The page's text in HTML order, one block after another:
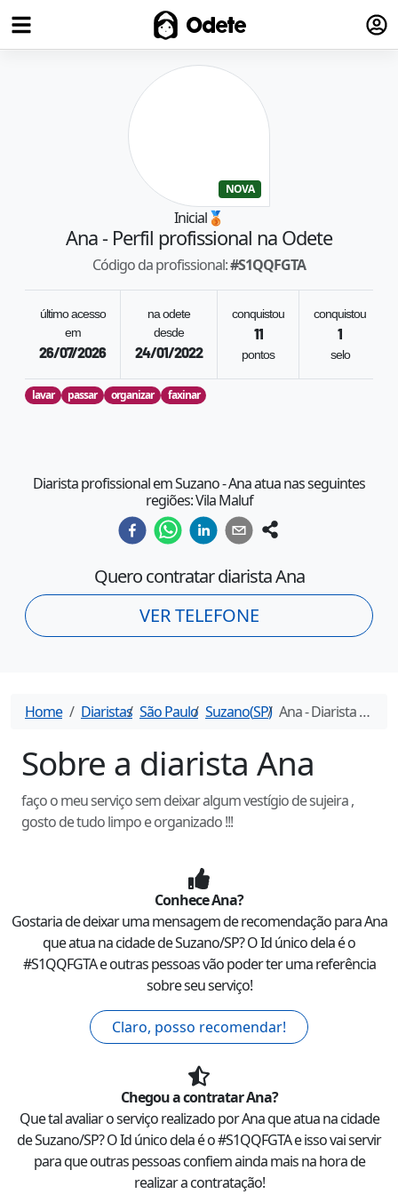
Odete
NOVA
Inicial🥉
Ana- Perfil profissional na Odete
Código da profissional:#S1QQFGTA
último acesso
em
26/07/2026
na odete
desde
24/01/2022
conquistou
11
pontos
conquistou
1
selo
lavar passar organizar faxinar
Diarista profissional em Suzano - Ana atua nas seguintes
regiões: Vila Maluf
Quero contratar diaristaAna
VER TELEFONE
Home Diaristas São Paulo Suzano(SP) Ana- Diarista em
Sobre a diarista Ana
faço o meu serviço sem deixar algum vestígio de sujeira ,
gosto de tudo limpo e organizado !!!
ConheceAna?
Gostaria de deixar uma mensagem de recomendação paraAna
que atua na cidade deSuzano/SP? O Id único dela é o
#S1QQFGTAe outras pessoas vão poder ter uma referência
sobre seu serviço!
Claro, posso recomendar!
Chegou a contratarAna?
Que tal avaliar o serviço realizado porAnaque atua na cidade
deSuzano/SP? O Id único dela é o #S1QQFGTAe isso vai servir
para que outras pessoas confiem ainda mais na hora de
realizar a contratação!